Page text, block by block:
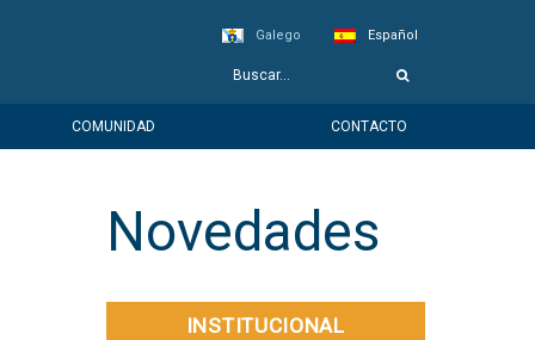
Galego Español
COMUNIDAD CONTACTO
Novedades
INSTITUCIONAL